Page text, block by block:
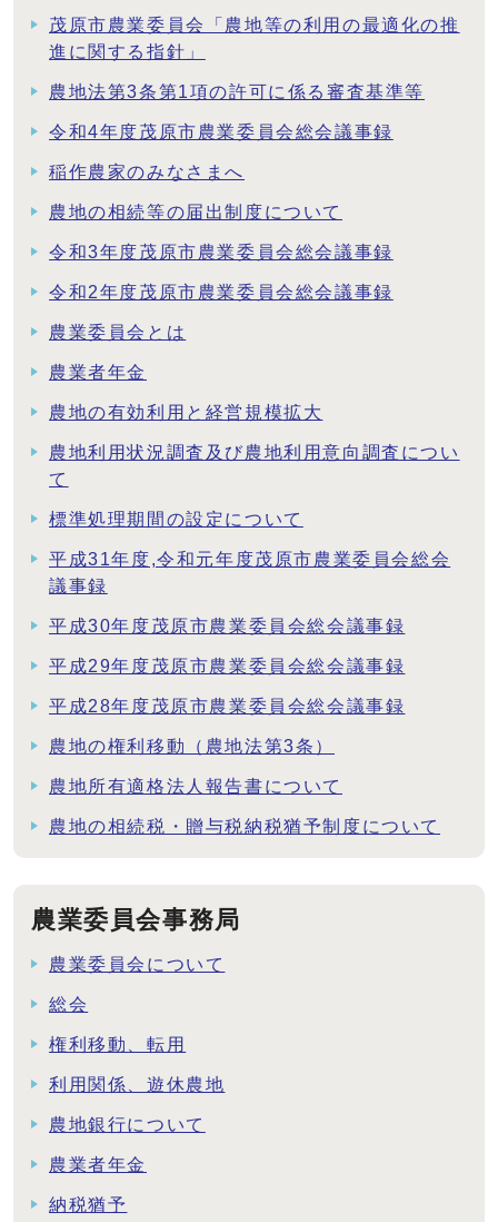
茂原市農業委員会「農地等の利用の最適化の推
進に関する指針」
農地法第3条第1項の許可に係る審査基準等
令和4年度茂原市農業委員会総会議事録
稲作農家のみなさまへ
農地の相続等の届出制度について
令和3年度茂原市農業委員会総会議事録
令和2年度茂原市農業委員会総会議事録
農業委員会とは
農業者年金
農地の有効利用と経営規模拡大
農地利用状況調査及び農地利用意向調査につい
て
標準処理期間の設定について
平成31年度,令和元年度茂原市農業委員会総会
議事録
平成30年度茂原市農業委員会総会議事録
平成29年度茂原市農業委員会総会議事録
平成28年度茂原市農業委員会総会議事録
農地の権利移動（農地法第3条）
農地所有適格法人報告書について
農地の相続税・贈与税納税猶予制度について
農業委員会事務局
農業委員会について
総会
権利移動、転用
利用関係、遊休農地
農地銀行について
農業者年金
納税猶予